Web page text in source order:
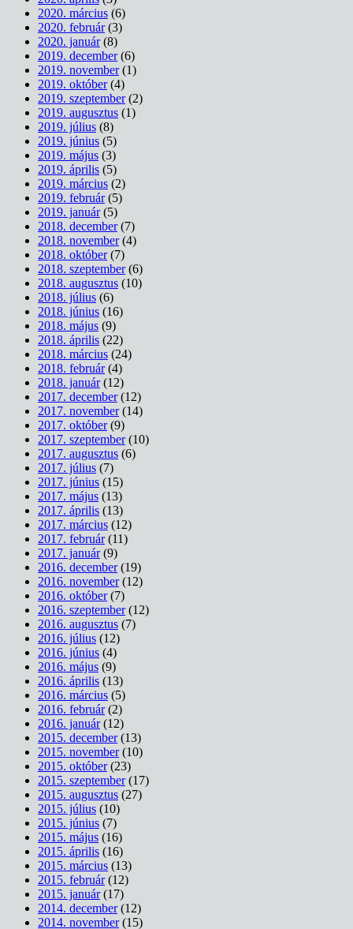
2020. március (6)
2020. február(3)
2020. január(8)
2019. december(6)
2019. november(1)
2019. október(4)
2019. szeptember(2)
2019. augusztus (1)
2019. július (8)
2019. június (5)
2019. május (3)
2019. április (5)
2019. március (2)
2019. február(5)
2019. január(5)
2018. december(7)
2018. november(4)
2018. október(7)
2018. szeptember(6)
2018. augusztus (10)
2018. július (6)
2018. június (16)
2018. május (9)
2018. április (22)
2018. március (24)
2018. február(4)
2018. január(12)
2017. december(12)
2017. november(14)
2017. október(9)
2017. szeptember(10)
2017. augusztus (6)
2017. július (7)
2017. június (15)
2017. május (13)
2017. április (13)
2017. március (12)
2017. február(11)
2017. január(9)
2016. december(19)
2016. november(12)
2016. október(7)
2016. szeptember(12)
2016. augusztus (7)
2016. július (12)
2016. június (4)
2016. május (9)
2016. április (13)
2016. március (5)
2016. február(2)
2016. január(12)
2015. december(13)
2015. november(10)
2015. október(23)
2015. szeptember(17)
2015. augusztus (27)
2015. július (10)
2015. június (7)
2015. május (16)
2015. április (16)
2015. március (13)
2015. február(12)
2015. január(17)
2014. december(12)
2014. november(15)